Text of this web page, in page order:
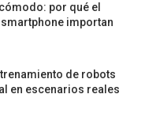
por qué el
importan
de robots
en escenarios reales